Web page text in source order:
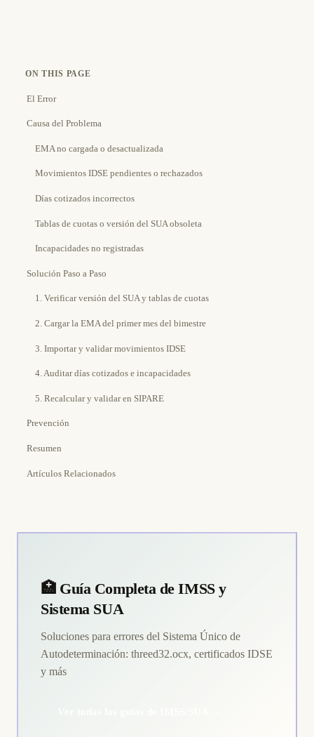
ON THIS PAGE
El Error
Causa del Problema
EMA no cargada o desactualizada
Movimientos IDSE pendientes o rechazados
Días cotizados incorrectos
Tablas de cuotas o versión del SUA obsoleta
Incapacidades no registradas
Solución Paso a Paso
1. Verificar versión del SUA y tablas de cuotas
2. Cargar la EMA del primer mes del bimestre
3. Importar y validar movimientos IDSE
4. Auditar días cotizados e incapacidades
5. Recalcular y validar en SIPARE
Prevención
Resumen
Artículos Relacionados
🏥 Guía Completa de IMSS y
Sistema SUA
Soluciones para errores del Sistema Único de
Autodeterminación: threed32.ocx, certificados IDSE
y más